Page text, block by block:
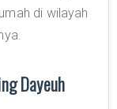
di wilayah
Dayeuh